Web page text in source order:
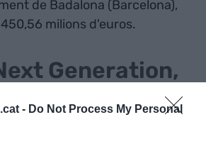
- Do Not Process My Personal
de Badalona (Barcelona),
milions d'euros.
Generation,